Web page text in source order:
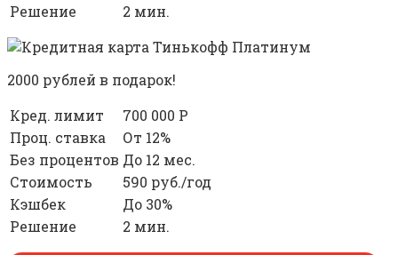
Решение
2 мин.
2000 рублей в подарок!
Кред. лимит
700 000 Р
Проц. ставка
От 12%
Без процентов До 12 мес.
Стоимость
590 руб./год
Кэшбек
До 30%
Решение
2 мин.